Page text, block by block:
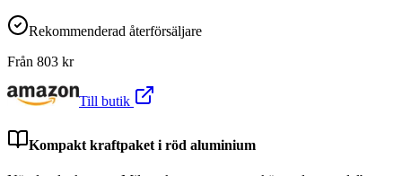
Rekommenderad återförsäljare
Från 803 kr
Till butik
Kompakt kraftpaket i röd aluminium